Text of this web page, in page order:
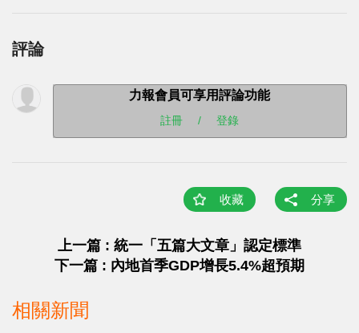
評論
力報會員可享用評論功能
註冊 / 登錄
收藏 分享
上一篇 : 統一「五篇大文章」認定標準
下一篇 : 內地首季GDP增長5.4%超預期
相關新聞